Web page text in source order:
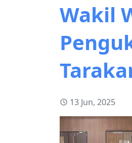
Wakil
13 Jun, 2025